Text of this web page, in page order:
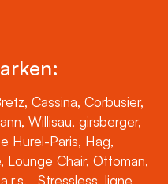
Cassina, Corbusier,
Willisau, girsberger,
Hurel-Paris, Hag,
Lounge Chair, Ottoman,
, Stressless, ligne